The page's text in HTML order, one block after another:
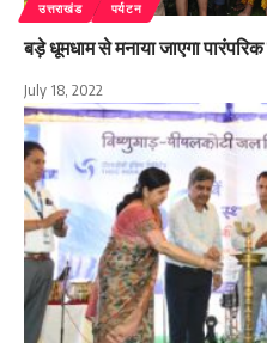
उत्तराखंड पर्यटन
बड़े धूमधाम से मनाया जाएगा
July 18, 2022